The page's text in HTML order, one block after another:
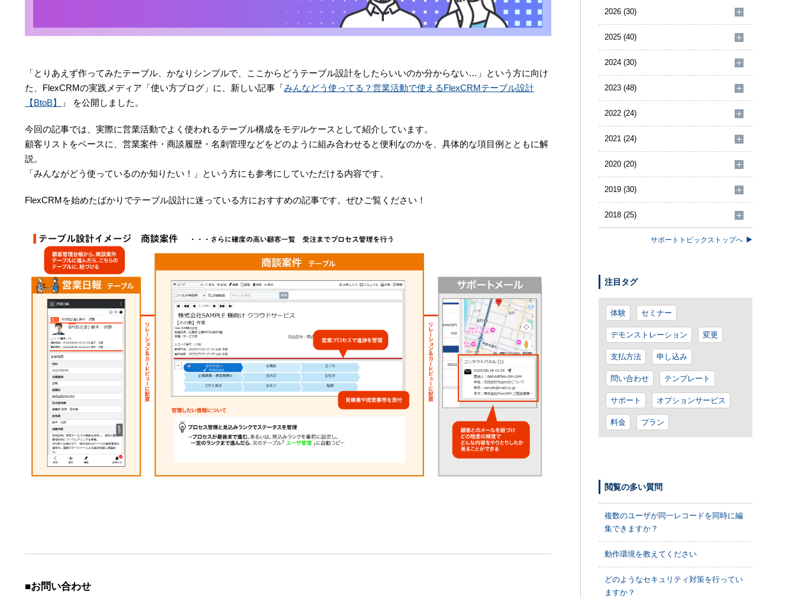
「とりあえず作ってみたテーブル、かなりシンプルで、ここからどうテーブル設計をしたらいいのか分からない…」という方に向け
た、FlexCRMの実践メディア「使い方ブログ」に、新しい記事「みんなどう使ってる？営業活動で使えるFlexCRMテーブル設計
【BtoB】
」 を公開しました。
今回の記事では、実際に営業活動でよく使われるテーブル構成をモデルケースとして紹介しています。
顧客リストをベースに、営業案件・商談履歴・名刺管理などをどのように組み合わせると便利なのかを、具体的な項目例とともに解
説。
「みんながどう使っているのか知りたい！」という方にも参考にしていただける内容です。
FlexCRMを始めたばかりでテーブル設計に迷っている方におすすめの記事です。ぜひご覧ください！
■お問い合わせ
2026 (30)
2025 (40)
2024 (30)
2023 (48)
2022 (24)
2021 (24)
2020 (20)
2019 (30)
2018 (25)
サポートトピックストップへ
注目タグ
体験 セミナー
デモンストレーション 変更
支払方法 申し込み
問い合わせ テンプレート
サポート オプションサービス
料金 プラン
閲覧の多い質問
複数のユーザが同一レコードを同時に編
集できますか？
動作環境を教えてください
どのようなセキュリティ対策を行ってい
ますか？